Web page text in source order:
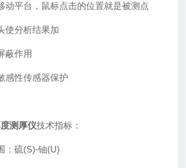
动平台，鼠标点击的位置就是被测点
使分析结果加
蔽作用
感性传感器保护
测厚仪技术指标：
：硫(S)-铀(U)